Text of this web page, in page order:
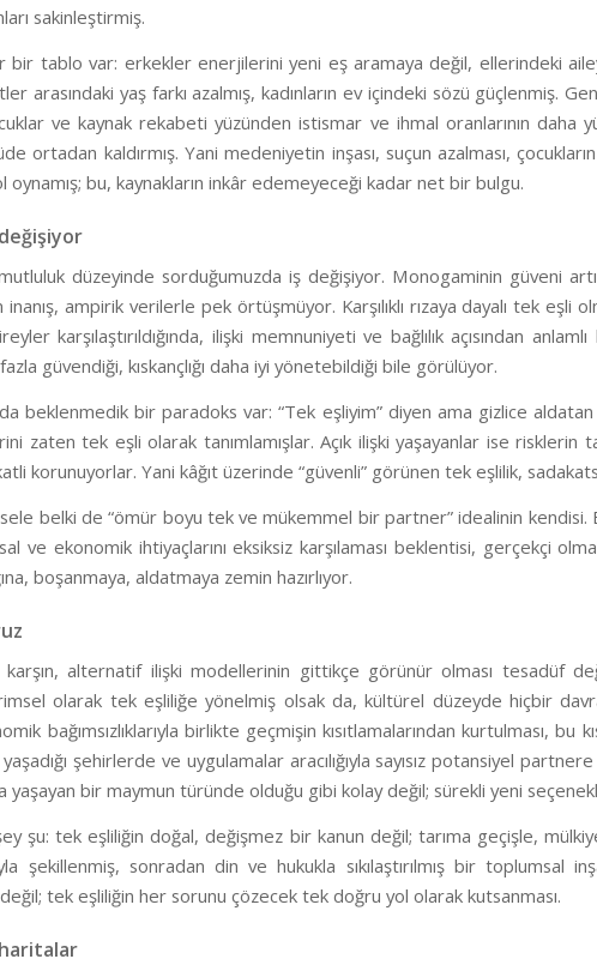
sakinleştirmiş.
bir tablo var: erkekler enerjilerini yeni eş aramaya değil, ellerindeki
arasındaki yaş farkı azalmış, kadınların ev içindeki sözü güçlenmiş.
ve kaynak rekabeti yüzünden istismar ve ihmal oranlarının daha
ortadan kaldırmış. Yani medeniyetin inşası, suçun azalması,
bu, kaynakların inkâr edemeyeceği kadar net bir bulgu.
düzeyinde sorduğumuzda iş değişiyor. Monogaminin güveni
ampirik verilerle pek örtüşmüyor. Karşılıklı rızaya dayalı tek eşli
karşılaştırıldığında, ilişki memnuniyeti ve bağlılık açısından
güvendiği, kıskançlığı daha iyi yönetebildiği bile görülüyor.
beklenmedik bir paradoks var: “Tek eşliyim” diyen ama gizlice
zaten tek eşli olarak tanımlamışlar. Açık ilişki yaşayanlar ise risklerin
korunuyorlar. Yani kâğıt üzerinde “güvenli” görünen tek eşlilik,
belki de “ömür boyu tek ve mükemmel bir partner” idealinin kendisi.
ve ekonomik ihtiyaçlarını eksiksiz karşılaması beklentisi, gerçekçi
boşanmaya, aldatmaya zemin hazırlıyor.
karşın, alternatif ilişki modellerinin gittikçe görünür olması tesadüf
olarak tek eşliliğe yönelmiş olsak da, kültürel düzeyde hiçbir
bağımsızlıklarıyla birlikte geçmişin kısıtlamalarından kurtulması, bu
şehirlerde ve uygulamalar aracılığıyla sayısız potansiyel
yaşayan bir maymun türünde olduğu gibi kolay değil; sürekli yeni
şu: tek eşliliğin doğal, değişmez bir kanun değil; tarıma geçişle,
şekillenmiş, sonradan din ve hukukla sıkılaştırılmış bir toplumsal
değil; tek eşliliğin her sorunu çözecek tek doğru yol olarak kutsanması.